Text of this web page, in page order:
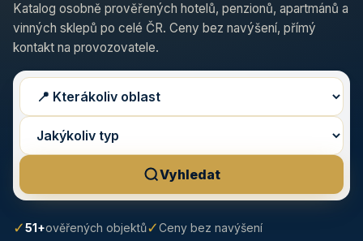
Katalog osobně prověřených hotelů, penzionů, apartmánů a
vinných sklepů po celé ČR. Ceny bez navýšení, přímý
kontakt na provozovatele.
Vyhledat
✓51+ověřených objektů✓Ceny bez navýšení